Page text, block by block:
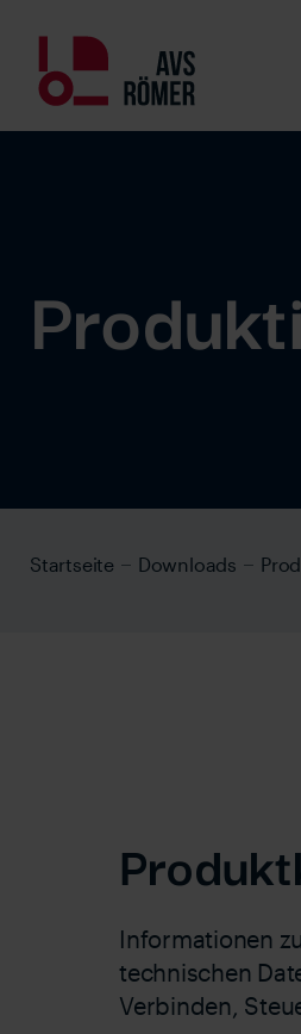
Startseite Downloads
Informationen
technischen
Verbinden,